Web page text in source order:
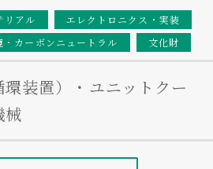
リアル
エレクトロニクス・実装
・カーボンニュートラル 文化財
装置）・ユニットクー
械